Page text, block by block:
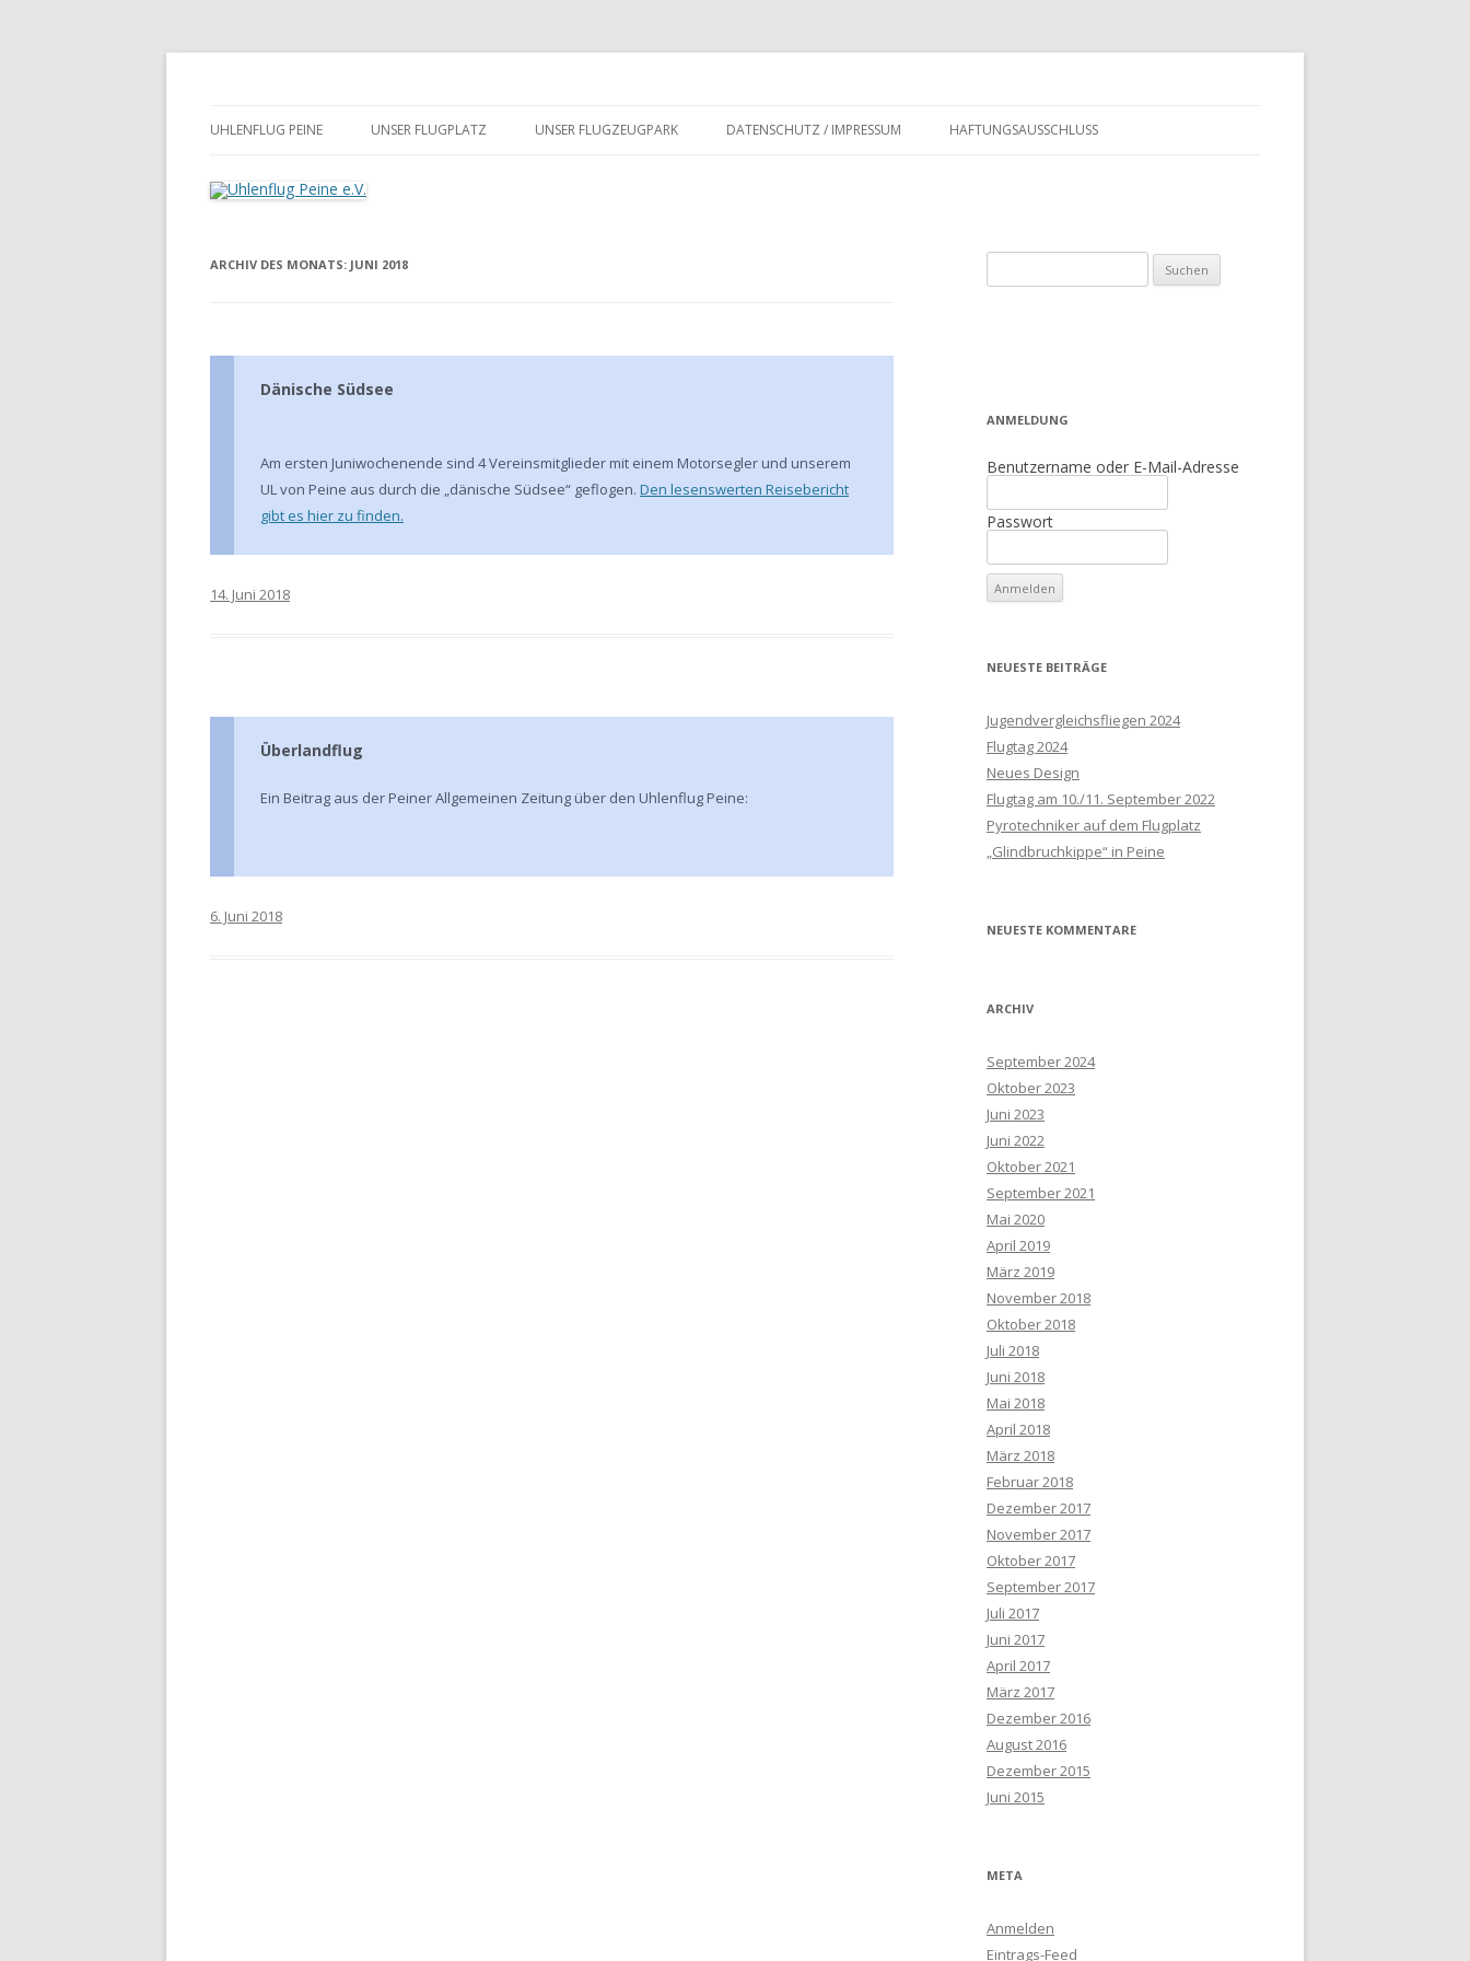
Zum
UHLENFLUG PEINE UNSER FLUGPLATZ UNSER FLUGZEUGPARK DATENSCHUTZ / IMPRESSUM HAFTUNGSAUSSCHLUSS
ARCHIV DES MONATS: JUNI 2018
Dänische Südsee
Am ersten Juniwochenende sind 4 Vereinsmitglieder mit einem Motorsegler und unserem
UL von Peine aus durch die „dänische Südsee“ geflogen. Den lesenswerten Reisebericht
gibt es hier zu finden.
14. Juni 2018
Überlandflug
Ein Beitrag aus der Peiner Allgemeinen Zeitung über den Uhlenflug Peine:
6. Juni 2018
nach:
ANMELDUNG
Benutzername oder E-Mail-Adresse
Passwort
NEUESTE BEITRÄGE
Jugendvergleichsfliegen 2024
Flugtag 2024
Neues Design
Flugtag am 10./11. September 2022
Pyrotechniker auf dem Flugplatz
„Glindbruchkippe“ in Peine
NEUESTE KOMMENTARE
ARCHIV
September 2024
Oktober 2023
Juni 2023
Juni 2022
Oktober 2021
September 2021
Mai 2020
April 2019
März 2019
November 2018
Oktober 2018
Juli 2018
Juni 2018
Mai 2018
April 2018
März 2018
Februar 2018
Dezember 2017
November 2017
Oktober 2017
September 2017
Juli 2017
Juni 2017
April 2017
März 2017
Dezember 2016
August 2016
Dezember 2015
Juni 2015
META
Anmelden
Eintrags-Feed